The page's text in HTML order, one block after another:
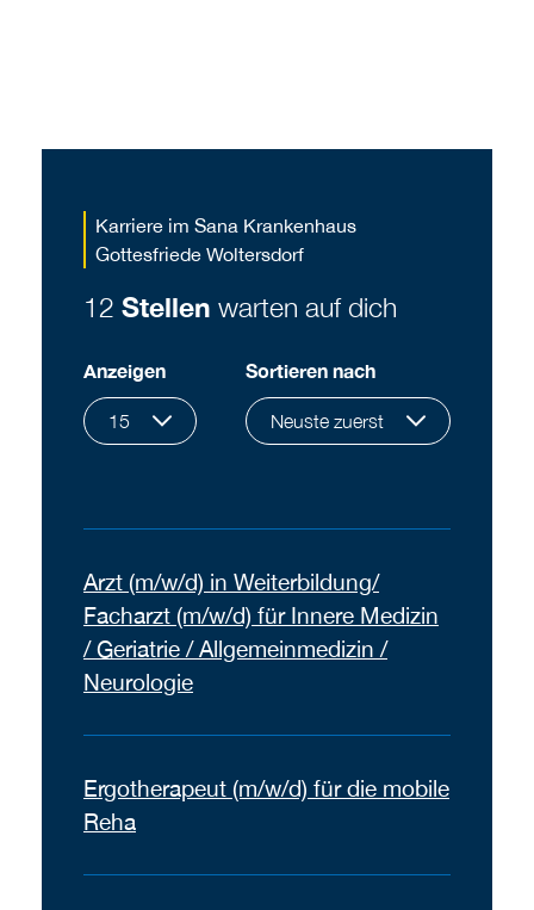
Karriere im Sana Krankenhaus
Gottesfriede Woltersdorf
12 Stellen warten auf dich
Anzeigen
15
Sortieren nach
Neuste zuerst
Arzt (m/w/d) in Weiterbildung/
Facharzt (m/w/d) für Innere Medizin
/ Geriatrie / Allgemeinmedizin /
Neurologie
Ergotherapeut (m/w/d) für die mobile
Reha